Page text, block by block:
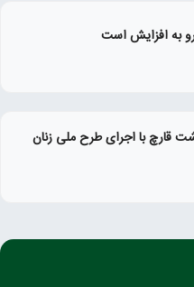
به افزایش است
قارچ با اجرای طرح ملی زنان